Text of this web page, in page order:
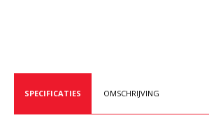
SPECIFICATIES OMSCHRIJVING